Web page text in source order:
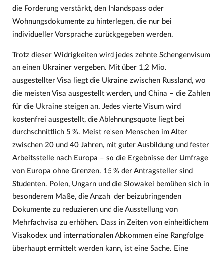
die Forderung verstärkt, den Inlandspass oder
Wohnungsdokumente zu hinterlegen, die nur bei
individueller Vorsprache zurückgegeben werden.
Trotz dieser Widrigkeiten wird jedes zehnte Schengenvisum
an einen Ukrainer vergeben. Mit über 1,2 Mio.
ausgestellter Visa liegt die Ukraine zwischen Russland, wo
die meisten Visa ausgestellt werden, und China – die Zahlen
für die Ukraine steigen an. Jedes vierte Visum wird
kostenfrei ausgestellt, die Ablehnungsquote liegt bei
durchschnittlich 5 %. Meist reisen Menschen im Alter
zwischen 20 und 40 Jahren, mit guter Ausbildung und fester
Arbeitsstelle nach Europa – so die Ergebnisse der Umfrage
von Europa ohne Grenzen. 15 % der Antragsteller sind
Studenten. Polen, Ungarn und die Slowakei bemühen sich in
besonderem Maße, die Anzahl der beizubringenden
Dokumente zu reduzieren und die Ausstellung von
Mehrfachvisa zu erhöhen. Dass in Zeiten von einheitlichem
Visakodex und internationalen Abkommen eine Rangfolge
überhaupt ermittelt werden kann, ist eine Sache. Eine